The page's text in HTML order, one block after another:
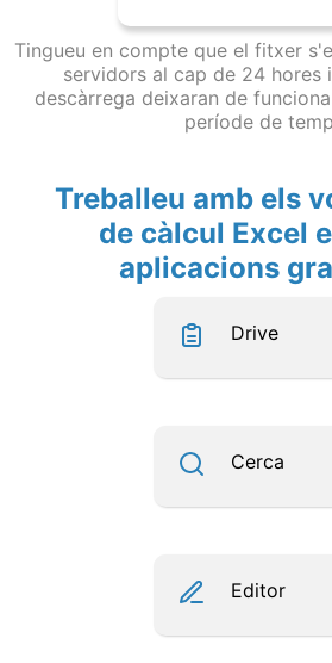
Tingueu en compte que el fitxer
servidors al cap de 24 hores
descàrrega deixaran de
període de
Treballeu amb els
de càlcul Excel
aplicacions
Drive
Cerca
Editor